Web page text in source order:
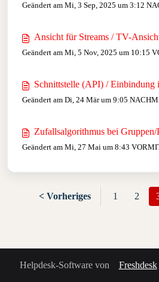
Geändert am Mi, 3 Sep, 2025 um 3:12
Ansicht für Streams / TV-
Geändert am Mi, 5 Nov, 2025 um 10:15
Schnittstelle (API) / Einbindung
Geändert am Di, 24 Mär um 9:05
Zufallsalgorithmus bei
Geändert am Mi, 27 Mai um 8:43
< Vorheriges 1 2
Helpdesk-Software von Freshdesk